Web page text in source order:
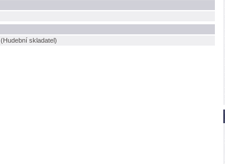
(Hudební skladatel)